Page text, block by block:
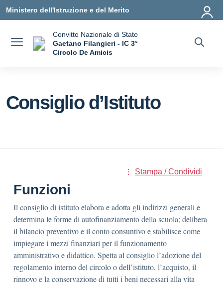
Ministero dell'Istruzione e del Merito
Convitto Nazionale di Stato
Gaetano Filangieri - IC 3°
Circolo De Amicis
Consiglio d’Istituto
Stampa / Condividi
Funzioni
Il consiglio di istituto elabora e adotta gli indirizzi generali e
determina le forme di autofinanziamento della scuola; delibera
il bilancio preventivo e il conto consuntivo e stabilisce come
impiegare i mezzi finanziari per il funzionamento
amministrativo e didattico. Spetta al consiglio l’adozione del
regolamento interno del circolo o dell’istituto, l’acquisto, il
rinnovo e la conservazione di tutti i beni necessari alla vita